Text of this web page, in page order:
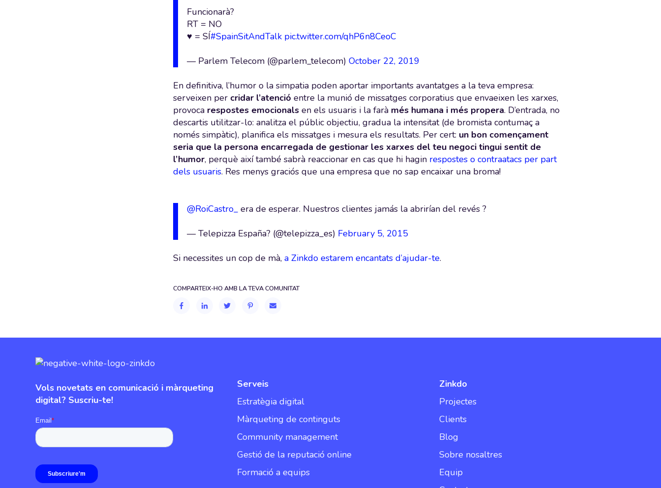
Funcionarà?
RT = NO
♥️ = SÍ#SpainSitAndTalk pic.twitter.com/qhP6n8CeoC
— Parlem Telecom (@parlem_telecom) October 22, 2019
En definitiva, l’humor o la simpatia poden aportar importants avantatges a la teva empresa:
serveixen per cridar l’atenció entre la munió de missatges corporatius que envaeixen les xarxes,
provoca respostes emocionals en els usuaris i la farà més humana i més propera. D’entrada, no
descartis utilitzar-lo: analitza el públic objectiu, gradua la intensitat (de bromista contumaç a
només simpàtic), planifica els missatges i mesura els resultats. Per cert: un bon començament
seria que la persona encarregada de gestionar les xarxes del teu negoci tingui sentit de
l’humor, perquè així també sabrà reaccionar en cas que hi hagin respostes o contraatacs per part
dels usuaris. Res menys graciós que una empresa que no sap encaixar una broma!
@RoiCastro_ era de esperar. Nuestros clientes jamás la abrirían del revés ?
— Telepizza España? (@telepizza_es) February 5, 2015
Si necessites un cop de mà, a Zinkdo estarem encantats d’ajudar-te.
COMPARTEIX-HO AMB LA TEVA COMUNITAT
Vols novetats en comunicació i màrqueting
digital? Suscriu-te!
Serveis
Estratègia digital
Màrqueting de continguts
Community management
Gestió de la reputació online
Formació a equips
Zinkdo
Projectes
Clients
Blog
Sobre nosaltres
Equip